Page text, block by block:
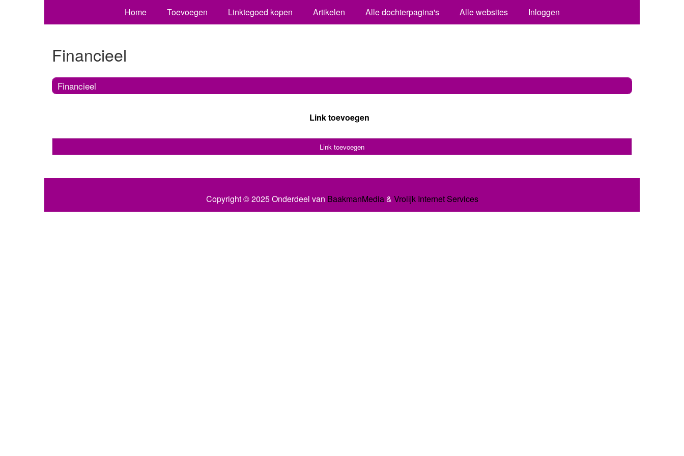
Home Toevoegen Linktegoed kopen Artikelen Alle dochterpagina's Alle websites Inloggen
Financieel
Financieel
Link toevoegen
Link toevoegen
Copyright © 2025 Onderdeel van BaakmanMedia& Vrolijk Internet Services